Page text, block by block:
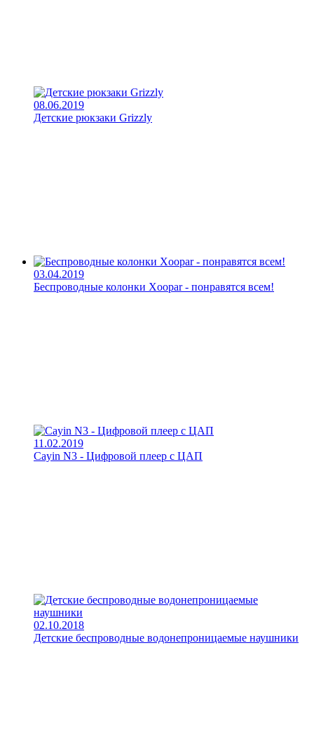
08.06.2019
Детские рюкзаки Grizzly
03.04.2019
Беспроводные колонки Xoopar - понравятся всем!
11.02.2019
Cayin N3 - Цифровой плеер с ЦАП
02.10.2018
Детские беспроводные водонепроницаемые наушники